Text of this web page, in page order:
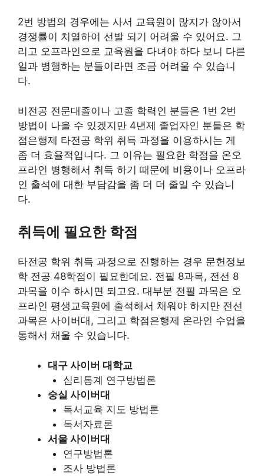
2번 방법의 경우에는 사서 교육원이 많지가 않아서
경쟁률이 치열하여 선발 되기 어려울 수 있어요. 그
리고 오프라인으로 교육원을 다녀야 하다 보니 다른
일과 병행하는 분들이라면 조금 어려울 수 있습니
다.
비전공 전문대졸이나 고졸 학력인 분들은 1번 2번
방법이 나을 수 있겠지만 4년제 졸업자인 분들은 학
점은행제 타전공 학위 취득 과정을 이용하시는 게
좀 더 효율적입니다. 그 이유는 필요한 학점을 온오
프라인 병행해서 취득 하기 때문에 비용이나 오프라
인 출석에 대한 부담감을 좀 더 더 줄일 수 있습니
다.
취득에 필요한 학점
타전공 학위 취득 과정으로 진행하는 경우 문헌정보
학 전공 48학점이 필요한데요. 전필 8과목, 전선 8
과목을 이수 하시면 되고요. 대부분 전필 과목은 오
프라인 평생교육원에 출석해서 채워야 하지만 전선
과목은 사이버대, 그리고 학점은행제 온라인 수업을
통해서 채울 수 있습니다.
대구 사이버 대학교
심리통계 연구방법론
숭실 사이버대
독서교육 지도 방법론
독서자료론
서울 사이버대
연구방법론
조사 방법론